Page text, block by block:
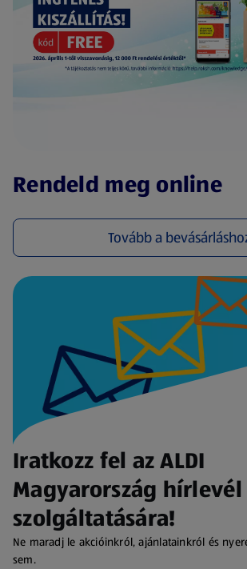
Rendeld meg online
Tovább a (új oldalon
Iratkozz fel az ALDI
Magyarország hírlevél
szolgáltatására!
Ne maradj le akcióinkról, ajánlatainkról és
sem.